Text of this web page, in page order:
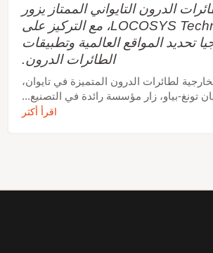
الدرون التايواني الممتاز يزور
LOCOSYS Technology، مع التركيز على
تحديد المواقع العالمية وتطبيقات
الطائرات الدرون.
لطائرات الدرون المتميزة في تايوان،
تونغ-بياو، زار مؤسسة رائدة في التصنيع...
اقرأ أكثر